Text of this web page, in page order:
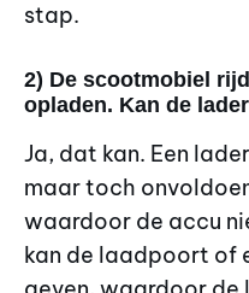
stap.
2) De scootmobiel
opladen. Kan de
Ja, dat kan. Een
maar toch
waardoor de accu
kan de laadpoort of